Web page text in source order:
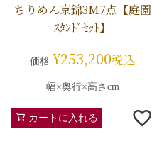
ちりめん京錦3M7点【庭園
ｽﾀﾝﾄﾞｾｯﾄ】
価格 ¥253,200税込
幅×奥行×高さcm
カートに入れる